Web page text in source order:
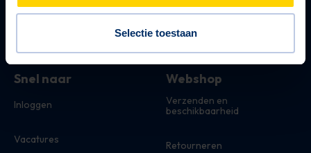
Selectie toestaan
Snel naar
Inloggen
Vacatures
Webshop
Verzenden en
beschikbaarheid
Retourneren